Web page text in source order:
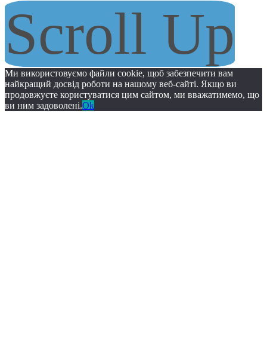
Scroll Up
Ми використовуємо файли cookie, щоб забезпечити вам
найкращий досвід роботи на нашому веб-сайті. Якщо ви
продовжуєте користуватися цим сайтом, ми вважатимемо, що
ви ним задоволені.Ok